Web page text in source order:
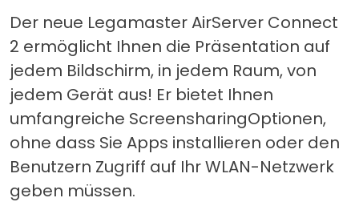
Der neue Legamaster AirServer Connect
2 ermöglicht Ihnen die Präsentation auf
jedem Bildschirm, in jedem Raum, von
jedem Gerät aus! Er bietet Ihnen
umfangreiche ScreensharingOptionen,
ohne dass Sie Apps installieren oder den
Benutzern Zugriff auf Ihr WLAN-Netzwerk
geben müssen.